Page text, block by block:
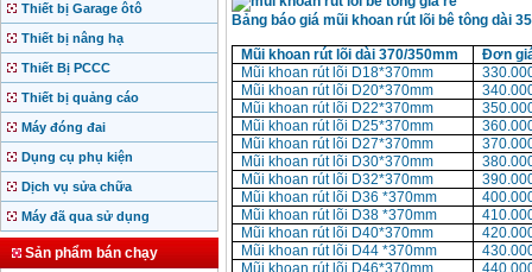
Thiết bị Garage ôtô
Thiết bị nâng hạ
Thiết Bị PCCC
Thiết bị quảng cáo
Máy đóng đai
Dụng cụ phụ kiện
Dịch vụ sửa chữa
Máy đã qua sử dụng
Sản phẩm bán chạy
Motor Hồng ký động
Bảng báo giá mũi khoan rút lõi bê tông dài
Mũi khoan rút lõi dài 370/350mm
Đơn
Mũi khoan rút lõi D18*370mm
Mũi khoan rút lõi D20*370mm
Mũi khoan rút lõi D22*370mm
Mũi khoan rút lõi D25*370mm
Mũi khoan rút lõi D27*370mm
Mũi khoan rút lõi D30*370mm
Mũi khoan rút lõi D32*370mm
Mũi khoan rút lõi D36 *370mm
Mũi khoan rút lõi D38 *370mm
Mũi khoan rút lõi D40*370mm
Mũi khoan rút lõi D44 *370mm